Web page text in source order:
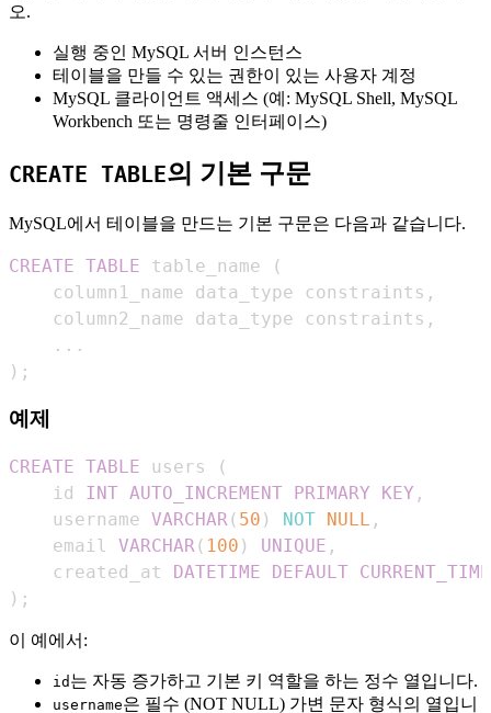
오.
실행 중인 MySQL 서버 인스턴스
테이블을 만들 수 있는 권한이 있는 사용자 계정
MySQL 클라이언트 액세스 (예: MySQL Shell, MySQL
Workbench 또는 명령줄 인터페이스)
CREATE TABLE의 기본 구문
MySQL에서 테이블을 만드는 기본 구문은 다음과 같습니다.
CREATE TABLE table_name
(
    column1_name data_type constraints
,
    column2_name data_type constraints
,
. . .
) ;
예제
CREATE TABLE users
(
    id
INT AUTO_INCREMENT PRIMARY KEY ,
    username
VARCHAR( 50 ) NOT NULL ,
    email
VARCHAR( 100 ) UNIQUE ,
    created_at
DATETIME DEFAULT
) ;
이 예에서:
id 는 자동 증가하고 기본 키 역할을 하는 정수 열입니다.
username은 필수 (NOT NULL) 가변 문자 형식의 열입니